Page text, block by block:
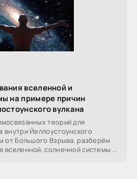
вселенной и
на примере причин
вулкана
теорий для
внутри Йеллоустоунского
от Большого Взрыва, разберём
вселенной, солнечной системы в